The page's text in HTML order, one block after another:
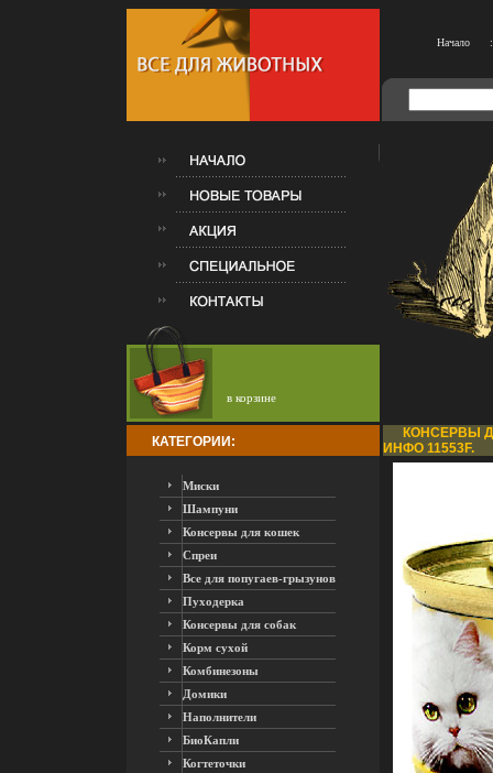
Начало
в корзине
КАТЕГОРИИ:
Миски
Шампуни
Консервы для кошек
Спреи
Все для попугаев-грызунов
Пуходерка
Консервы для собак
Корм сухой
Комбинезоны
Домики
Наполнители
БиоКапли
Когтеточки
КОНСЕРВЫ
ИНФО 11553F.